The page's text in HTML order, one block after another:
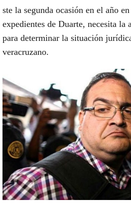
ste la segunda ocasión en el año
expedientes de Duarte, necesita la
para determinar la situación
veracruzano.